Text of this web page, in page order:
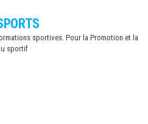
sportives. Pour la Promotion et la
sportif